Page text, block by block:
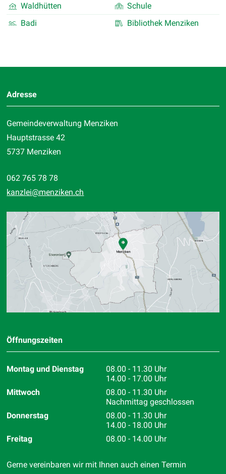
Waldhütten
Schule
Badi
Bibliothek Menziken
Adresse
Gemeindeverwaltung Menziken
Hauptstrasse 42
5737 Menziken
062 765 78 78
kanzlei@menziken.ch
Öffnungszeiten
Montag und Dienstag
08.00 - 11.30 Uhr
14.00 - 17.00 Uhr
Mittwoch
08.00 - 11.30 Uhr
Nachmittag geschlossen
Donnerstag
08.00 - 11.30 Uhr
14.00 - 18.00 Uhr
Freitag
08.00 - 14.00 Uhr
Gerne vereinbaren wir mit Ihnen auch einen Termin
Standort